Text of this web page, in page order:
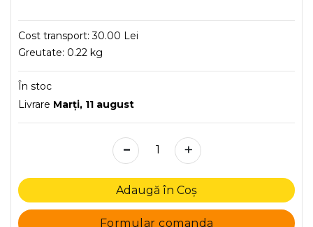
Cost transport:30.00 Lei
Greutate: 0.22 kg
În stoc
Livrare Marţi, 11 august
- +
Adaugă în Coș
Formular comanda